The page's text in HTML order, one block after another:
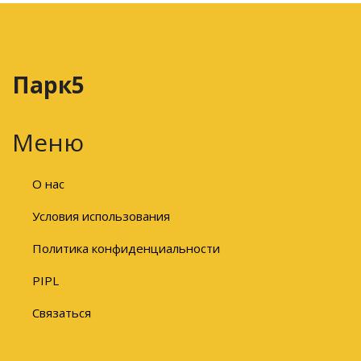
Парк5
Меню
О нас
Условия использования
Политика конфиденциальности
PIPL
Связаться